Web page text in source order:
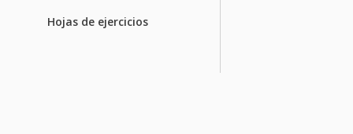
Hojas de ejercicios